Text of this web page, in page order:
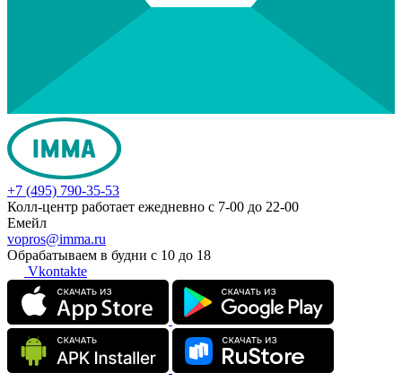
+7 (495) 790-35-53
Колл-центр работает ежедневно с 7-00 до 22-00
Емейл
vopros@imma.ru
Обрабатываем в будни с 10 до 18
Vkontakte